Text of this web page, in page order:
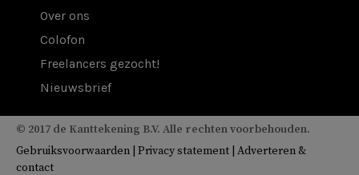
Over ons
Colofon
Freelancers gezocht!
Nieuwsbrief
© 2017 de Kanttekening B.V. Alle rechten voorbehouden.
Gebruiksvoorwaarden Privacy statement Adverteren &
contact